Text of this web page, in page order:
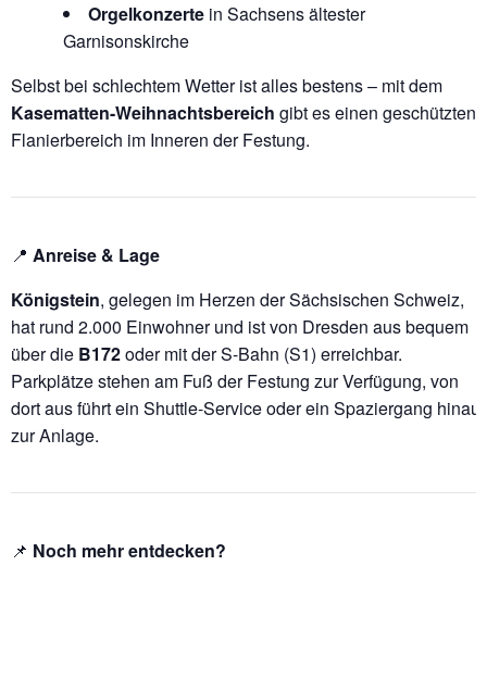
Orgelkonzerte in Sachsens ältester
Garnisonskirche
Selbst bei schlechtem Wetter ist alles bestens – mit dem
Kasematten-Weihnachtsbereich gibt es einen geschützten
Flanierbereich im Inneren der Festung.
📍 Anreise & Lage
Königstein, gelegen im Herzen der Sächsischen Schweiz,
hat rund 2.000 Einwohner und ist von Dresden aus bequem
über die B172oder mit der S-Bahn (S1) erreichbar.
Parkplätze stehen am Fuß der Festung zur Verfügung, von
dort aus führt ein Shuttle-Service oder ein Spaziergang hinauf
zur Anlage.
📌 Noch mehr entdecken?